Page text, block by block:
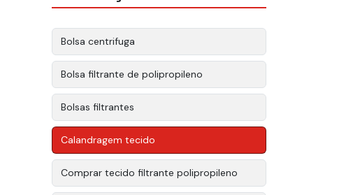
Bolsa centrifuga
Bolsa filtrante de polipropileno
Bolsas filtrantes
Calandragem tecido
Comprar tecido filtrante polipropileno